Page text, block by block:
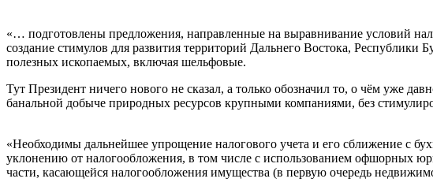
«… подготовлены предложения, направленные на выравнивание условий
создание стимулов для развития территорий Дальнего Востока, Республики
полезных ископаемых, включая шельфовые.
Тут Президент ничего нового не сказал, а только обозначил то, о чём уже
банальной добыче природных ресурсов крупными компаниями, без
«Необходимы дальнейшее упрощение налогового учета и его сближение с
уклонению от налогообложения, в том числе с использованием офшорных
части, касающейся налогообложения имущества (в первую очередь